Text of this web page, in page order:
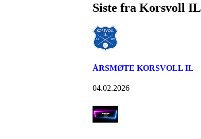
Siste fra Korsvoll IL
ÅRSMØTE KORSVOLL IL
04.02.2026